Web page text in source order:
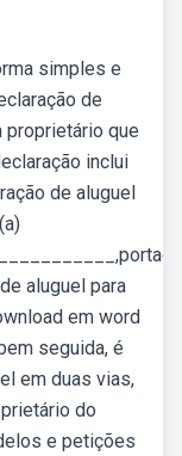
simples e
de
proprietário que
inclui
de aluguel
aluguel para
em word
seguida, é
em duas vias,
do
e petições